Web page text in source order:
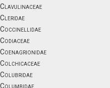
Clavulinaceae
Cleridae
Coccinellidae
Codiaceae
Coenagrionidae
Colchicaceae
Colubridae
Columbidae